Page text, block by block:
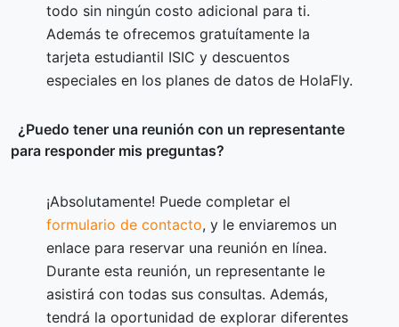
todo sin ningún costo adicional para ti.
Además te ofrecemos gratuítamente la
tarjeta estudiantil ISIC y descuentos
especiales en los planes de datos de HolaFly.
¿Puedo tener una reunión con un representante
para responder mis preguntas?
¡Absolutamente! Puede completar el
formulario de contacto, y le enviaremos un
enlace para reservar una reunión en línea.
Durante esta reunión, un representante le
asistirá con todas sus consultas. Además,
tendrá la oportunidad de explorar diferentes